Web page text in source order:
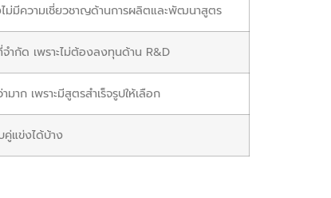
ไม่มีความเชี่ยวชาญด้านการผลิตและพัฒนาสูตร
ำกัด เพราะไม่ต้องลงทุนด้าน R&D
าก เพราะมีสูตรสำเร็จรูปให้เลือก
แข่งได้บ้าง